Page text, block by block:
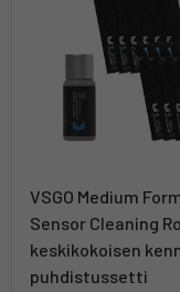
VSGO Medium
Sensor Cleaning
keskikokoisen
puhdistussetti